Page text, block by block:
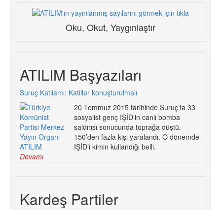
Oku, Okut, Yaygınlaştır
ATILIM Başyazıları
Suruç Katliamı: Katiller konuşturulmalı
20 Temmuz 2015 tarihinde Suruç’ta 33
sosyalist genç IŞİD’in canlı bomba
saldırısı sonucunda toprağa düştü.
150’den fazla kişi yaralandı. O dönemde
IŞİD’i kimin kullandığı belli.
Devamı
Kardeş Partiler